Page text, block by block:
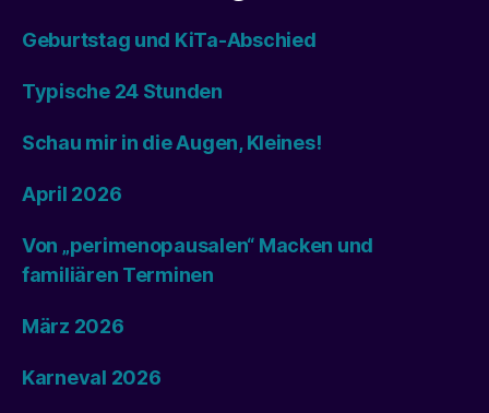
Geburtstag und KiTa-Abschied
Typische 24 Stunden
Schau mir in die Augen, Kleines!
April 2026
Von „perimenopausalen“ Macken und
familiären Terminen
März 2026
Karneval 2026